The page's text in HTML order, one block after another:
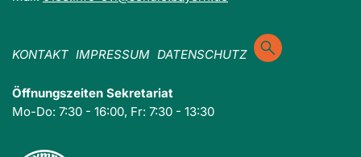
KONTAKT IMPRESSUM DATENSCHUTZ
Öffnungszeiten Sekretariat
Mo-Do: 7:30 - 16:00, Fr: 7:30 - 13:30